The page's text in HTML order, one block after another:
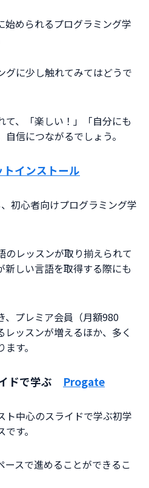
始められるプログラミング学
グに少し触れてみてはどうで
、「楽しい！」「自分にも
信につながるでしょう。
トインストール
初心者向けプログラミング学
のレッスンが取り揃えられて
新しい言語を取得する際にも
、プレミア会員（月額980
ッスンが増えるほか、多く
す。
ドで学ぶ Progate
ト中心のスライドで学ぶ初学
す。
ースで進めることができるこ